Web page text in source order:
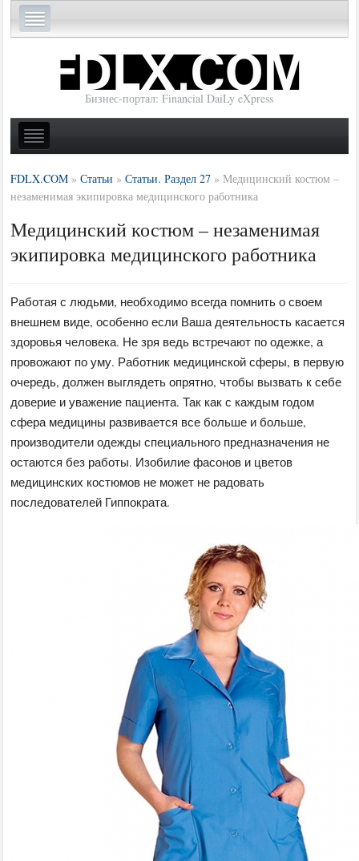
Бизнес-портал: Financial DaiLy eXpress
FDLX.COM »Статьи »Статьи. Раздел 27 »Медицинский костюм –
незаменимая экипировка медицинского работника
Медицинский костюм – незаменимая
экипировка медицинского работника
Работая с людьми, необходимо всегда помнить о своем
внешнем виде, особенно если Ваша деятельность касается
здоровья человека. Не зря ведь встречают по одежке, а
провожают по уму. Работник медицинской сферы, в первую
очередь, должен выглядеть опрятно, чтобы вызвать к себе
доверие и уважение пациента. Так как с каждым годом
сфера медицины развивается все больше и больше,
производители одежды специального предназначения не
остаются без работы. Изобилие фасонов и цветов
медицинских костюмов не может не радовать
последователей Гиппократа.